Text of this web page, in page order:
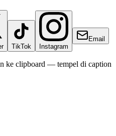
TikTok Instagram
Email
ke clipboard — tempel di caption